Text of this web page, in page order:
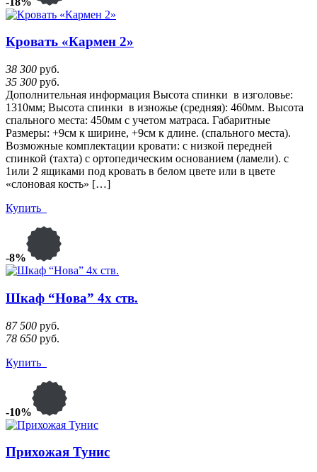
Кровать «Кармен 2»
38 300 руб.
35 300 руб.
Дополнительная информация Высота спинки в изголовье:
1310мм; Высота спинки в изножье (средняя): 460мм. Высота
спального места: 450мм с учетом матраса. Габаритные
Размеры: +9см к ширине, +9см к длине. (спального места).
Возможные комплектации кровати: с низкой передней
спинкой (тахта) с ортопедическим основанием (ламели). с
1или 2 ящиками под кровать в белом цвете или в цвете
«слоновая кость» […]
Купить
-8%
Шкаф “Нова” 4х ств.
87 500 руб.
78 650 руб.
Купить
-10%
Прихожая Тунис